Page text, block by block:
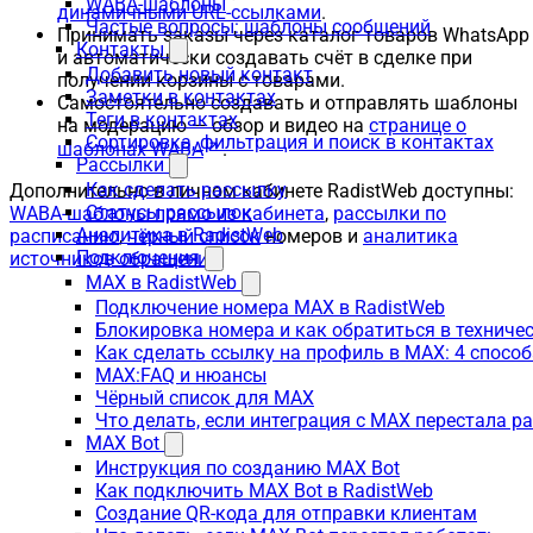
Частые вопросы: шаблоны сообщений
Контакты
Добавить новый контакт
Заметки в контактах
Теги в контактах
Сортировка, фильтрация и поиск в контактах
Рассылки
Как сделать рассылку
Статусы рассылок
Аналитика в RadistWeb
Подключения
MAX в RadistWeb
Подключение номера MAX в RadistWeb
Блокировка номера и как обратиться в
Как сделать ссылку на профиль в MAX: 4
MAX:FAQ и нюансы
Чёрный список для MAX
Что делать, если интеграция с MAX перестала
MAX Bot
Инструкция по созданию MAX Bot
Как подключить MAX Bot в RadistWeb
Создание QR-кода для отправки клиентам
динамичными URL-ссылками.
Принимать заказы через каталог товаров WhatsApp
и автоматически создавать счёт в сделке при
получении корзины с товарами.
Самостоятельно создавать и отправлять шаблоны
на модерацию — обзор и видео на странице о
шаблонах WABA
.
Дополнительно в личном кабинете RadistWeb доступны:
WABA-шаблоны прямо из кабинета, рассылки по
расписанию,чёрный списокномеров и аналитика
источников обращений